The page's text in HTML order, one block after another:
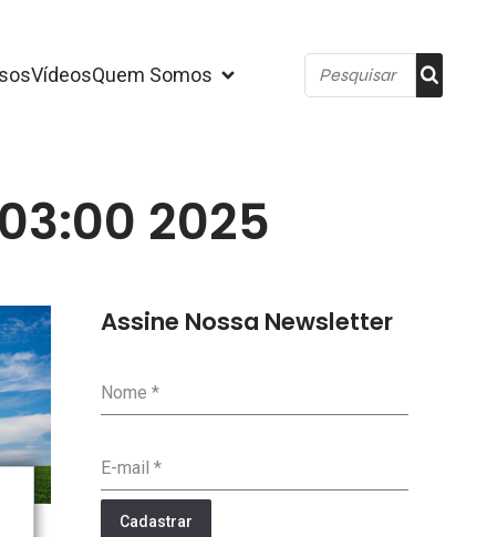
VídeosQuem Somos
2025
Assine Nossa Newsletter
Nome *
E-mail *
Cadastrar